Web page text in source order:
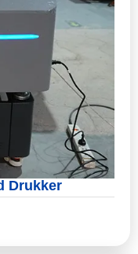
Drukker